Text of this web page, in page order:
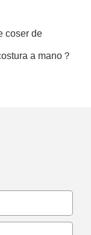
coser de
a mano？